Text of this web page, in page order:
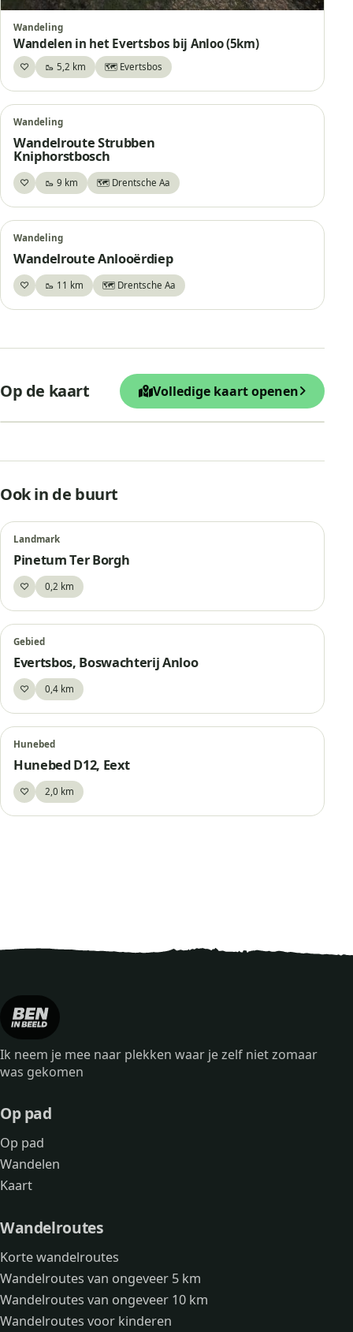
Wandeling
Wandelen in het Evertsbos bij Anloo (5km)
♡Bewaar🥾 5,2 km 🗺️ Evertsbos
Wandeling
Wandelroute Strubben
Kniphorstbosch
♡Bewaar🥾 9 km 🗺️ Drentsche Aa
Wandeling
Wandelroute Anlooërdiep
♡Bewaar🥾 11 km 🗺️ Drentsche Aa
Op de kaart Volledige kaart openen
Hunebed D11, Anloo
−
Ook in de buurt
Landmark
Pinetum Ter Borgh
♡Bewaar0,2 km
Gebied
Evertsbos, Boswachterij Anloo
♡Bewaar0,4 km
Hunebed
Hunebed D12, Eext
♡Bewaar2,0 km
Ik neem je mee naar plekken waar je zelf niet zomaar
was gekomen
Op pad
Op pad
Wandelen
Kaart
Wandelroutes
Korte wandelroutes
Wandelroutes van ongeveer 5 km
Wandelroutes van ongeveer 10 km
Wandelroutes voor kinderen